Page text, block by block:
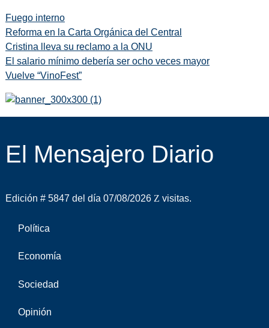
Fuego interno
Reforma en la Carta Orgánica del Central
Cristina lleva su reclamo a la ONU
El salario mínimo debería ser ocho veces mayor
Vuelve “VinoFest”
El Mensajero Diario
Edición # 5847 del día 07/08/2026 visitas.
Política
Economía
Sociedad
Opinión